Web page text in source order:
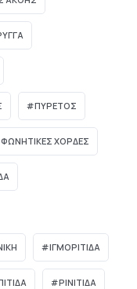
ΠΥΡΕΤΌΣ
ΦΩΝΗΤΙΚΕΣ ΧΟΡΔΕΣ
ΙΓΜΟΡΊΤΙΔΑ
ΡΙΝΊΤΙΔΑ